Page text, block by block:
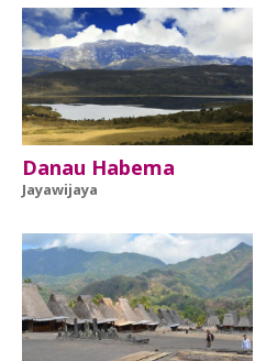
Danau Habema
Jayawijaya